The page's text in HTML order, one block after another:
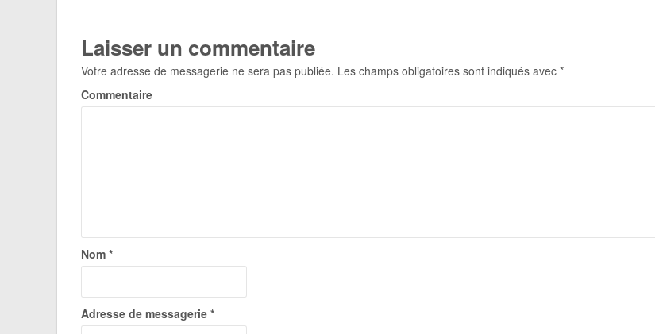
Laisser un commentaire
Votre adresse de messagerie ne sera pas publiée. Les champs obligatoires sont indiqués avec *
Commentaire
Nom *
Adresse de messagerie *